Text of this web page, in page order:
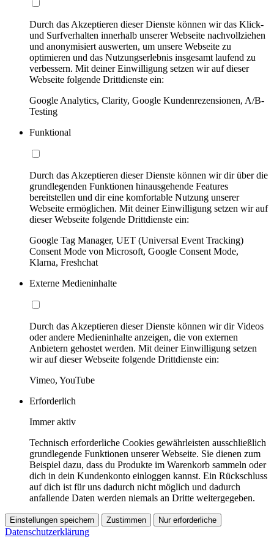
Durch das Akzeptieren dieser Dienste können wir das Klick-
und Surfverhalten innerhalb unserer Webseite nachvollziehen
und anonymisiert auswerten, um unsere Webseite zu
optimieren und das Nutzungserlebnis insgesamt laufend zu
verbessern. Mit deiner Einwilligung setzen wir auf dieser
Webseite folgende Drittdienste ein:
Google Analytics, Clarity, Google Kundenrezensionen, A/B-
Testing
Funktional
Durch das Akzeptieren dieser Dienste können wir dir über die
grundlegenden Funktionen hinausgehende Features
bereitstellen und dir eine komfortable Nutzung unserer
Webseite ermöglichen. Mit deiner Einwilligung setzen wir auf
dieser Webseite folgende Drittdienste ein:
Google Tag Manager, UET (Universal Event Tracking)
Consent Mode von Microsoft, Google Consent Mode,
Klarna, Freshchat
Externe Medieninhalte
Durch das Akzeptieren dieser Dienste können wir dir Videos
oder andere Medieninhalte anzeigen, die von externen
Anbietern gehostet werden. Mit deiner Einwilligung setzen
wir auf dieser Webseite folgende Drittdienste ein:
Vimeo, YouTube
Erforderlich
Immer aktiv
Technisch erforderliche Cookies gewährleisten ausschließlich
grundlegende Funktionen unserer Webseite. Sie dienen zum
Beispiel dazu, dass du Produkte im Warenkorb sammeln oder
dich in dein Kundenkonto einloggen kannst. Ein Rückschluss
auf dich ist für uns dadurch nicht möglich und dadurch
anfallende Daten werden niemals an Dritte weitergegeben.
Einstellungen speichern Zustimmen Nur erforderliche
Datenschutzerklärung